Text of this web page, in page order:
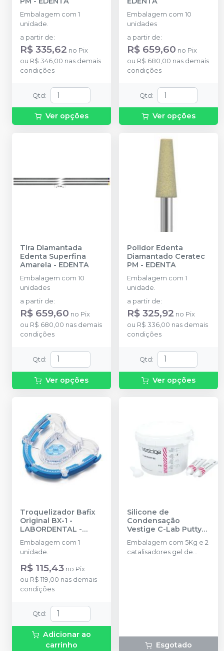
Embalagem com 1
unidade.
a partir de:
R$ 335,62 no Pix
ou R$ 346,00 nas demais
condições
Qtd:
Ver opções
Embalagem com 10
unidades
a partir de:
R$ 659,60 no Pix
ou R$ 680,00 nas demais
condições
Qtd:
Ver opções
Tira Diamantada
Edenta Superfina
Amarela - EDENTA
Embalagem com 10
unidades
a partir de:
R$ 659,60 no Pix
ou R$ 680,00 nas demais
condições
Qtd :
Ver opções
Polidor Edenta
Diamantado Ceratec
PM - EDENTA
Embalagem com 1
unidade.
a partir de:
R$ 325,92 no Pix
ou R$ 336,00 nas demais
condições
Qtd :
Ver opções
Troquelizador Bafix
Original BX-1 -
LABORDENTAL -
DTDS
Embalagem com 1
unidade.
R$ 115,43 no Pix
ou R$ 119,00 nas demais
condições
Qtd :
Adicionar ao
carrinho
Silicone de
Condensação
Vestige C-Lab Putty
85 5Kg + 2
catalisadores 60ml
cada (Ref. 2L1001)-
Embalagem com 5Kg e 2
catalisadores gel de
Esgotado